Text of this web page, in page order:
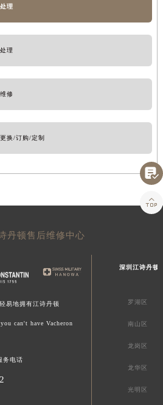
理
理
修
换/订购/定制
丹顿售后维修中心
易地拥有江诗丹顿
can't have Vacheron
务电话
深圳江诗丹顿
罗湖区
南山区
龙岗区
龙华区
光明区

